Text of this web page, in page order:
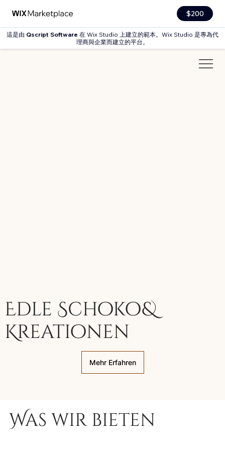
$200
這是由 Qscript Software 在 Wix Studio 上建立的範本。Wix Studio 是專為代
理商與企業而建立的平台。